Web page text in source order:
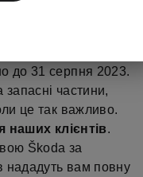
Škoda
частини Škoda.
до 31 серпня 2023.
запасні частини,
це так важливо.
клієнтів.
Škoda за
нададуть вам повну